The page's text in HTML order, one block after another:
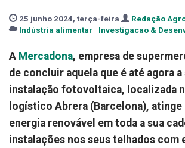
25 junho 2024, terça-feira
Redação
Indústria alimentar
Investigacao &
A Mercadona, empresa de
de concluir aquela que é até agora a
instalação fotovoltaica, localizada
logístico Abrera (Barcelona), atinge
energia renovável em toda a sua
instalações nos seus telhados com